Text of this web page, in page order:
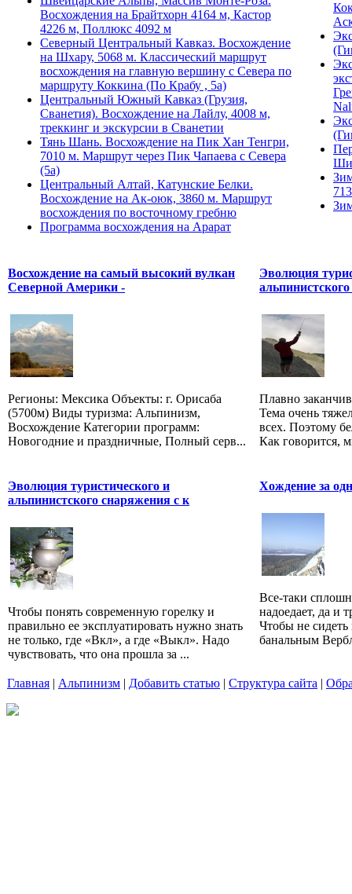
Восхождения на Брайтхорн 4164 м, Кастор
4226 м, Поллюкс 4092 м
Северный Центральный Кавказ. Восхождение
на Шхару, 5068 м. Классический маршрут
восхождения на главную вершину с Севера по
маршруту Коккина (По Крабу , 5а)
Центральный Южный Кавказ (Грузия,
Сванетия). Восхождение на Лайлу, 4008 м,
треккинг и экскурсии в Сванетии
Тянь Шань. Восхождение на Пик Хан Тенгри,
7010 м. Маршрут через Пик Чапаева с Севера
(5а)
Центральный Алтай, Катунские Белки.
Восхождение на Ак-оюк, 3860 м. Маршрут
восхождения по восточному гребню
Программа восхождения на Арарат
Восхождение на самый высокий вулкан
Северной Америки -
Регионы: Мексика Объекты: г. Орисаба
(5700м) Виды туризма: Альпинизм,
Восхождение Категории программ:
Новогодние и праздничные, Полный серв...
Эволюция
Плавно
Тема очень
всех. Поэтому
Как говорится,
Эволюция туристического и
альпинистского снаряжения с к
Чтобы понять современную горелку и
правильно ее эксплуатировать нужно знать
не только, где «Вкл», а где «Выкл». Надо
чувствовать, что она прошла за ...
Хождение за
Все-таки
надоедает, да и
Чтобы не сидеть
банальным
Главная | Альпинизм | Добавить статью | Структура сайта |